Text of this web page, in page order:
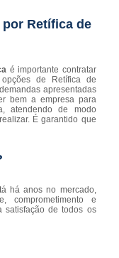
Retífica de
é importante contratar
de Retífica de
apresentadas
bem a empresa para
atendendo de modo
É garantido que
há anos no mercado,
comprometimento e
satisfação de todos os